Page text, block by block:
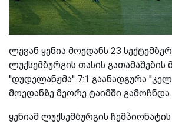
ლევან ყენია მოედანს 23
ლუქსემბურგის თასის
''დუდელანჟმა'' 7:1 გაანადგურა
მოედანზე მეორე ტაიმში გამოჩნდა.
ყენიამ ლუქსემბურგის